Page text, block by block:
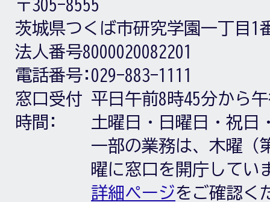
〒305-8555
茨城県つくば市研究学園一丁目1
法人番号8000020082201
電話番号: 029-883-1111
窓口受付
時間:
平日午前8時45分から
土曜日・日曜日・祝日
一部の業務は、木曜（
曜に窓口を開庁してい
詳細ページをご確認く